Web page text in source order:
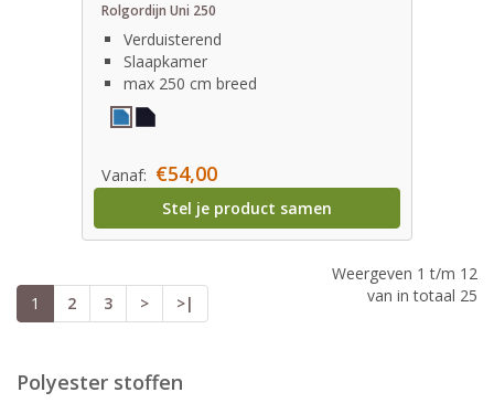
Rolgordijn Uni 250
Verduisterend
Slaapkamer
max 250 cm breed
Vanaf: €54,00
Stel je product samen
1 2 3 > >|
Weergeven 1 t/m 12
van in totaal 25
Polyester stoffen